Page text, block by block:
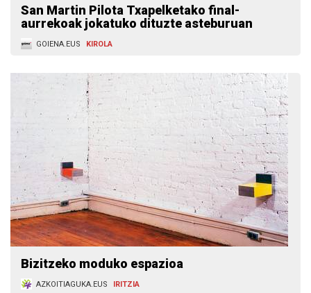
San Martin Pilota Txapelketako final-
aurrekoak jokatuko dituzte asteburuan
GOIENA.EUS KIROLA
Bizitzeko moduko espazioa
AZKOITIAGUKA.EUS IRITZIA